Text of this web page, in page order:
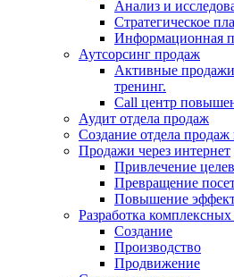
Анализ и
Стратегическое
Информационная
Аутсорсинг продаж
Активные
тренинг.
Call центр
Аудит отдела продаж
Создание отдела
Продажи через интернет
Привлечение
Превращение
Повышение
Разработка
Создание
Производство
Продвижение